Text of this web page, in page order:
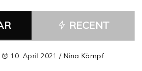
RECENT
10. April 2021/ Nina Kämpf